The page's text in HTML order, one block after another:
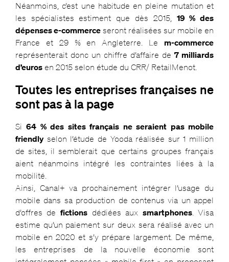
Néanmoins, c’est une habitude en pleine mutation et
les spécialistes estiment que dès 2015, 19 % des
dépenses e-commerceseront réalisées sur mobile en
France et 29 % en Angleterre. Le m-commerce
représenterait donc un chiffre d’affaire de7 milliards
d’eurosen 2015 selon étude du CRR/ RetailMenot.
Toutes les entreprises françaises ne
sont pas à la page
Si64 % des sites français ne seraient pas mobile
friendlyselon l’étude de Yooda réalisée sur 1 million
de sites, il semblerait que certains groupes français
aient néanmoins intégré les contraintes liées à la
mobilité.
Ainsi, Canal+ va prochainement intégrer l’usage du
mobile dans sa production de contenus via un appel
d’offres de fictionsdédiées aux smartphones. Visa
estime qu’un paiement sur deux sera réalisé avec un
mobile en 2020 et s’y prépare largement. De même,
les entreprises de la nouvelle économie sont